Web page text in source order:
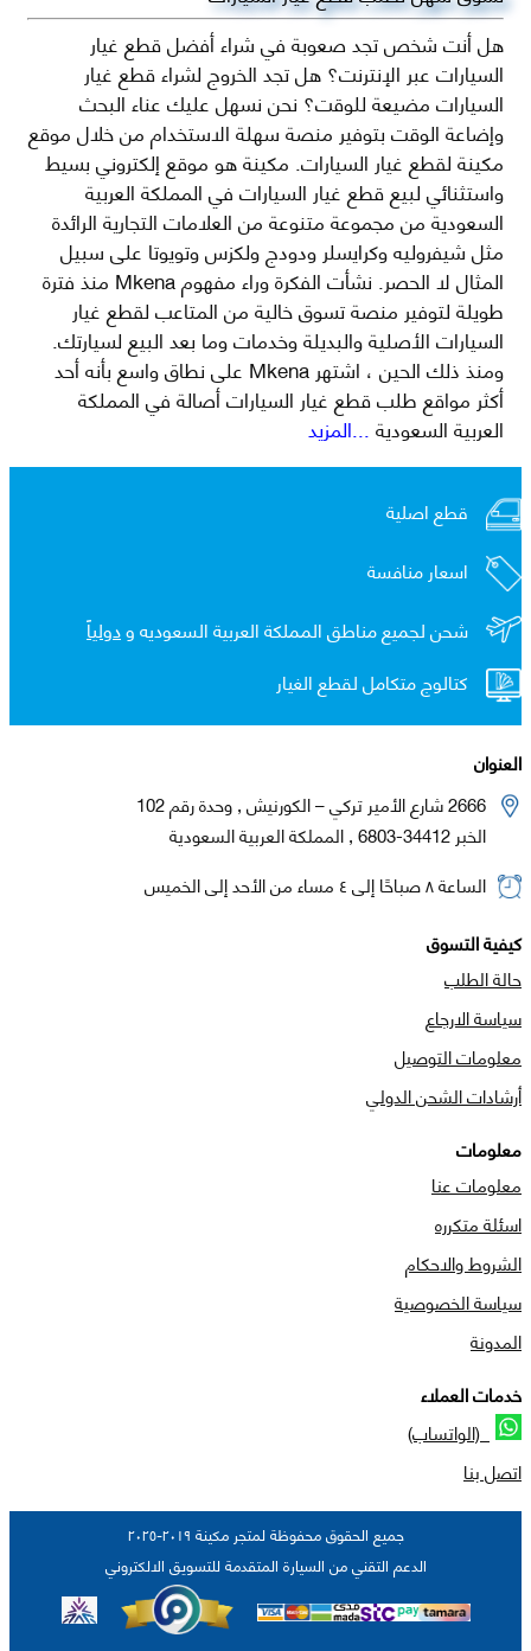
هل أنت شخص تجد صعوبة في شراء أفضل قطع غيار
السيارات عبر الإنترنت؟ هل تجد الخروج لشراء قطع غيار
السيارات مضيعة للوقت؟ نحن نسهل عليك عناء البحث
وإضاعة الوقت بتوفير منصة سهلة الاستخدام من خلال موقع
مكينة لقطع غيار السيارات. مكينة هو موقع إلكتروني بسيط
واستثنائي لبيع قطع غيار السيارات في المملكة العربية
السعودية من مجموعة متنوعة من العلامات التجارية الرائدة
مثل شيفروليه وكرايسلر ودودج ولكزس وتويوتا على سبيل
المثال لا الحصر. نشأت الفكرة وراء مفهوم Mkena منذ فترة
طويلة لتوفير منصة تسوق خالية من المتاعب لقطع غيار
السيارات الأصلية والبديلة وخدمات وما بعد البيع لسيارتك.
ومنذ ذلك الحين ، اشتهر Mkena على نطاق واسع بأنه أحد
أكثر مواقع طلب قطع غيار السيارات أصالة في المملكة
العربية السعودية...المزيد
قطع اصلية
اسعار منافسة
شحن لجميع مناطق المملكة العربية السعوديه ودولياً
كتالوج متكامل لقطع الغيار
العنوان
2666 شارع الأمير تركي – الكورنيش , وحدة رقم 102
الخبر 34412-6803 , المملكة العربية السعودية
الساعة ٨ صباحًا إلى ٤ مساء من الأحد إلى الخميس
كيفية التسوق
حالة الطلب
سياسة الارجاع
معلومات التوصيل
أرشادات الشحن الدولي
معلومات
معلومات عنا
اسئلة متكرره
الشروط والاحكام
سياسة الخصوصية
المدونة
خدمات العملاء
(الواتساب)
اتصل بنا
جميع الحقوق محفوظة لمتجر مكينة ٢٠١٩-٢٠٢٥
الدعم التقني من السيارة المتقدمة للتسويق الالكتروني